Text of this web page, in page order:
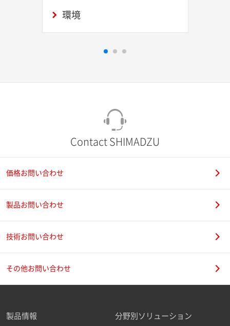
環境
Contact SHIMADZU
価格お問い合わせ
製品お問い合わせ
技術お問い合わせ
その他お問い合わせ
製品情報 分野別ソリューション